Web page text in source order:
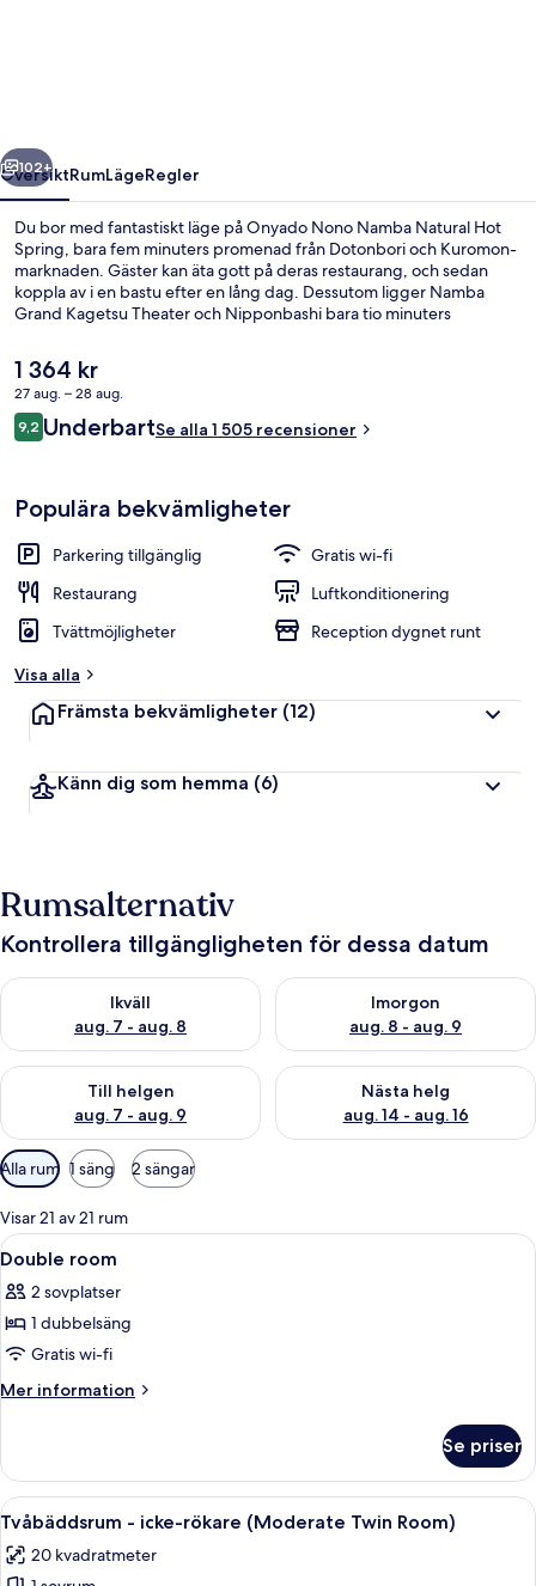
Varma källor
Nästa
102+
ÖversiktRumLägeRegler
Du bor med fantastiskt läge på Onyado Nono Namba Natural Hot
Spring, bara fem minuters promenad från Dotonbori och Kuromon-
marknaden. Gäster kan äta gott på deras restaurang, och sedan
koppla av i en bastu efter en lång dag. Dessutom ligger Namba
Grand Kagetsu Theater och Nipponbashi bara tio minuters
kollektivtrafik. Boendet ligger bara några steg från Nippombashi
tågstation och till Nagahoribashi tågstation tar det inte mer än 9
minuter att gå.
Det
nuvarande
priset
är
1 364 kr
27 aug. – 28 aug.
Recensioner
9,29,2 av 10,
UnderbartSe alla 1 505 recensioner
Populära bekvämligheter
Parkering tillgänglig
Gratis wi-fi
Restaurang
Luftkonditionering
Tvättmöjligheter
Reception dygnet runt
Visa alla
Främsta bekvämligheter (12)
Känn dig som hemma (6)
Rumsalternativ
Kontrollera tillgängligheten för dessa datum
Ikväll
aug. 7 - aug. 8
Kontrollera tillgängligheten för ikväll aug. 7 - aug. 8
Imorgon
aug. 8 - aug. 9
Kontrollera tillgängligheten
Till helgen
aug. 7 - aug. 9
Kontrollera tillgängligheten för den här helgen aug. 7 - aug. 9
Nästa helg
aug. 14 - aug. 16
Kontrollera tillgängligheten
Tillgängliga
filter
för
rum
Alla rum 1 säng 2 sängar
Visar 21 av 21 rum
Öppna
alla
foton
för
Double
room
Ett hotellrum med en stor säng, en
5
Double room
2 sovplatser
1 dubbelsäng
Gratis wi-fi
Mer information
Mer
room
Se priser
Öppna
alla
foton
Ett hotellrum med två sängar, en TV
6
Tvåbäddsrum - icke-rökare (Moderate Twin Room)
20 kvadratmeter